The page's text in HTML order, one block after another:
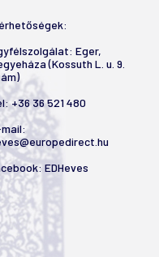
Eger,
(Kossuth L. u. 9.
+36 36 521 480
EDHeves